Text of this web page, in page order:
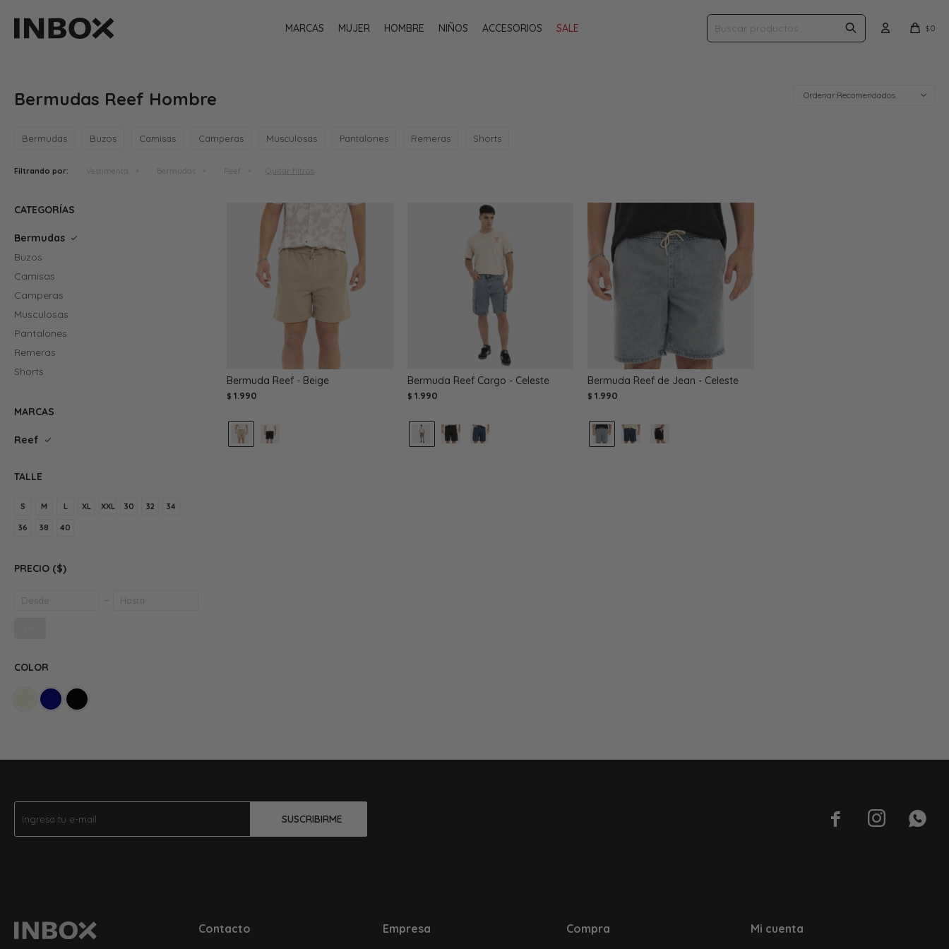
MARCAS MUJER HOMBRE NIÑOS ACCESORIOS SALE $0
Bermudas Reef Hombre Recomendados
Bermudas Buzos Camisas Camperas Musculosas Pantalones Remeras Shorts
Filtrando por: Vestimenta Bermudas Reef Quitar filtros
Bermuda Reef - Beige
$ 1.990
Bermuda Reef Cargo - Celeste
$ 1.990
Bermuda Reef de Jean - Celeste
$ 1.990
CATEGORÍAS
Bermudas
Buzos
Camisas
Camperas
Musculosas
Pantalones
Remeras
Shorts
MARCAS
Reef
TALLE
S M L XL XXL 30 32 34
36 38 40
PRECIO ($)
COLOR
SUSCRIBIRME   
Contacto Empresa Compra Mi cuenta